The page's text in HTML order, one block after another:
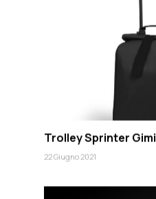
Trolley Sprinter Gimi
22 Giugno 2021